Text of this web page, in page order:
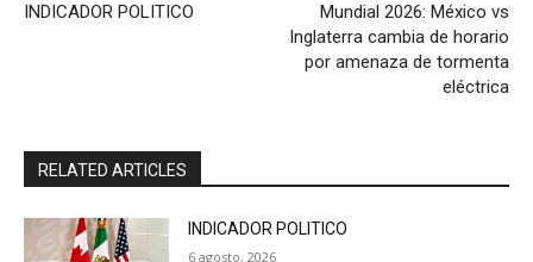
INDICADOR POLITICO
Mundial 2026: México vs
Inglaterra cambia de horario
por amenaza de tormenta
eléctrica
RELATED ARTICLES
INDICADOR POLITICO
6 agosto, 2026